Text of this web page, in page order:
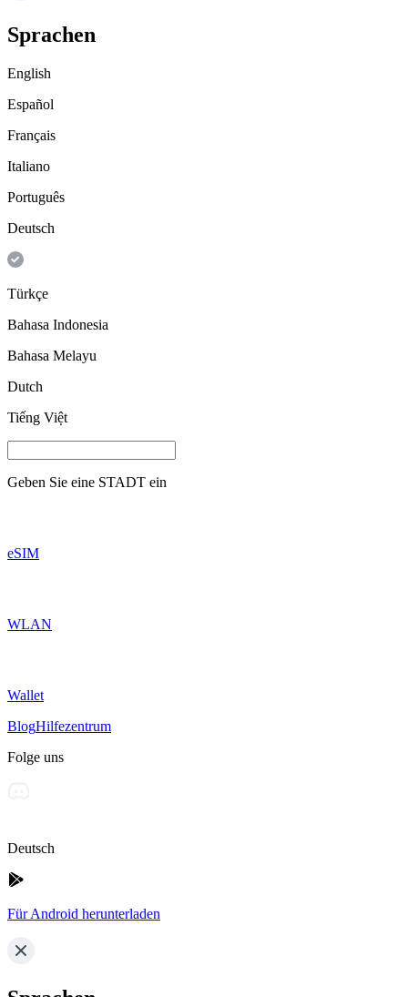
Sprachen
English
Español
Français
Italiano
Português
Deutsch
Türkçe
Bahasa Indonesia
Bahasa Melayu
Dutch
Tiếng Việt
Geben Sie eine STADT ein
eSIM
WLAN
Wallet
BlogHilfezentrum
Folge uns
Deutsch
Für Android herunterladen